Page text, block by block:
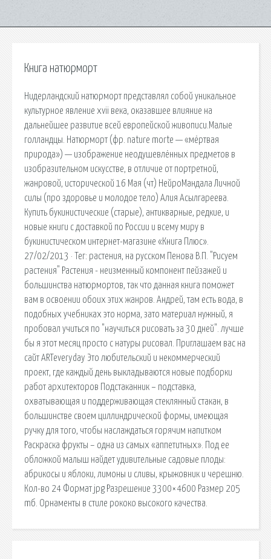
Книга натюрморт
Нидерландский натюрморт представлял собой уникальное
культурное явление xvii века, оказавшее влияние на
дальнейшее развитие всей европейской живописи.Малые
голландцы. Натюрморт (фр. nature morte — «мёртвая
природа») — изображение неодушевлённых предметов в
изобразительном искусстве, в отличие от портретной,
жанровой, исторической 16 Мая (чт) НейроМандала Личной
силы (про здоровье и молодое тело) Алия Асылгареева.
Купить букинистические (старые), антикварные, редкие, и
новые книги с доставкой по России и всему миру в
букинистическом интернет-магазине «Книга Плюс».
27/02/2013 · Тег: растения, на русском Пенова В.П. "Рисуем
растения" Растения - неизменный компонент пейзажей и
большинства натюрмортов, так что данная книга поможет
вам в освоении обоих этих жанров. Андрей, там есть вода, в
подобных учебниках это норма, зато материал нужный, я
пробовал учиться по "научиться рисовать за 30 дней". лучше
бы я этот месяц просто с натуры рисовал. Приглашаем вас на
сайт ARTeveryday Это любительский и некоммерческий
проект, где каждый день выкладываются новые подборки
работ архитекторов Подстаканник − подставка,
охватывающая и поддерживающая стеклянный стакан, в
большинстве своем циллиндрической формы, имеющая
ручку для того, чтобы наслаждаться горячим напитком
Раскраска фрукты – одна из самых «аппетитных». Под ее
обложкой малыш найдет удивительные садовые плоды:
абрикосы и яблоки, лимоны и сливы, крыжовник и черешню.
Кол-во 24 Формат jpg Разрешение 3300×4600 Размер 205
mб. Орнаменты в стиле рококо высокого качества.